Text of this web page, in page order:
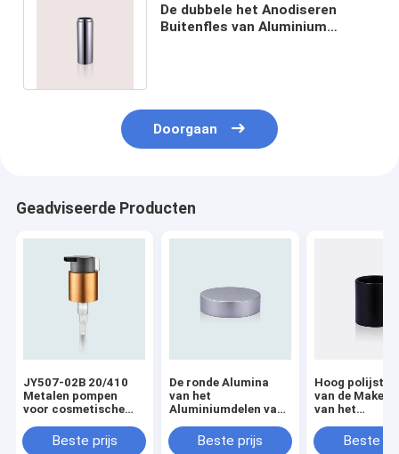
De dubbele het Anodiseren
Buitenfles van Aluminium
Doorgaan
Geadviseerde Producten
JY507-02B 20/410
Metalen pompen
voor cosmetische
Beste prijs
De ronde Alumina
van het
Aluminiumdelen van
Zilveren Verschijning
van de Kruikdekking
Beste prijs
Hoog polijst
van de Make-
van het
de
24/410 28/410
Beste